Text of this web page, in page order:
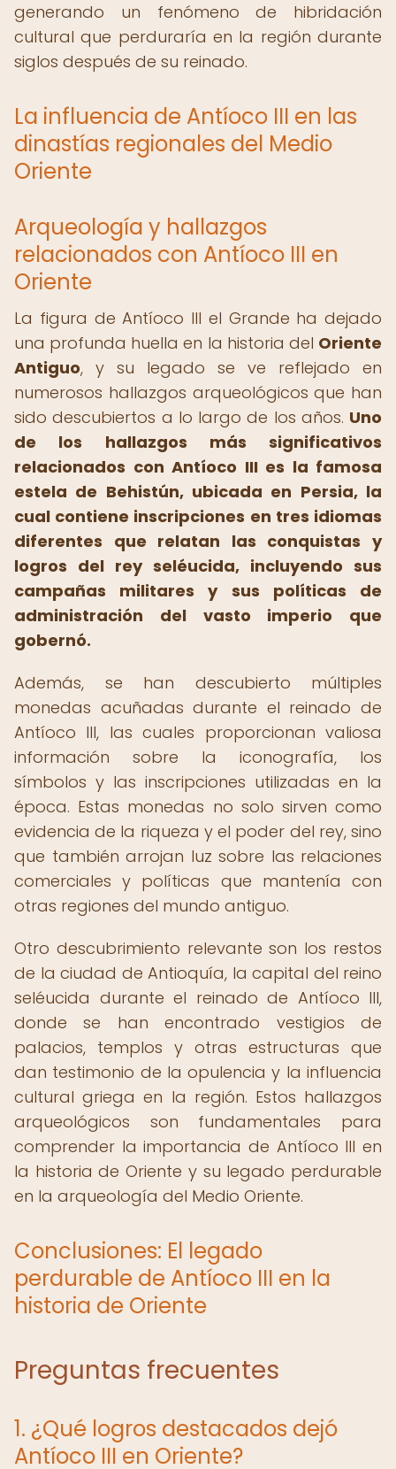
generando un fenómeno de hibridación
cultural que perduraría en la región durante
siglos después de su reinado.
La influencia de Antíoco III en las
dinastías regionales del Medio
Oriente
Arqueología y hallazgos
relacionados con Antíoco III en
Oriente
La figura de Antíoco III el Grande ha dejado
una profunda huella en la historia del Oriente
Antiguo, y su legado se ve reflejado en
numerosos hallazgos arqueológicos que han
sido descubiertos a lo largo de los años. Uno
de los hallazgos más significativos
relacionados con Antíoco III es la famosa
estela de Behistún, ubicada en Persia, la
cual contiene inscripciones en tres idiomas
diferentes que relatan las conquistas y
logros del rey seléucida, incluyendo sus
campañas militares y sus políticas de
administración del vasto imperio que
gobernó.
Además, se han descubierto múltiples
monedas acuñadas durante el reinado de
Antíoco III, las cuales proporcionan valiosa
información sobre la iconografía, los
símbolos y las inscripciones utilizadas en la
época. Estas monedas no solo sirven como
evidencia de la riqueza y el poder del rey, sino
que también arrojan luz sobre las relaciones
comerciales y políticas que mantenía con
otras regiones del mundo antiguo.
Otro descubrimiento relevante son los restos
de la ciudad de Antioquía, la capital del reino
seléucida durante el reinado de Antíoco III,
donde se han encontrado vestigios de
palacios, templos y otras estructuras que
dan testimonio de la opulencia y la influencia
cultural griega en la región. Estos hallazgos
arqueológicos son fundamentales para
comprender la importancia de Antíoco III en
la historia de Oriente y su legado perdurable
en la arqueología del Medio Oriente.
Conclusiones: El legado
perdurable de Antíoco III en la
historia de Oriente
Preguntas frecuentes
1. ¿Qué logros destacados dejó
Antíoco III en Oriente?